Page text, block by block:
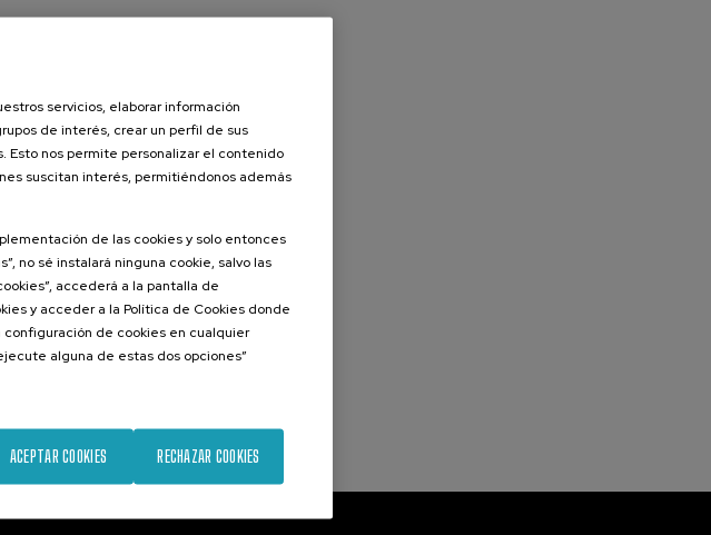
servicios, elaborar información
de interés, crear un perfil de sus
Esto nos permite personalizar el contenido
suscitan interés, permitiéndonos además
de las cookies y solo entonces
no sé instalará ninguna cookie, salvo las
accederá a la pantalla de
y acceder a la Política de Cookies donde
de cookies en cualquier
alguna de estas dos opciones”
RECHAZAR COOKIES
ACEPTAR COOKIES